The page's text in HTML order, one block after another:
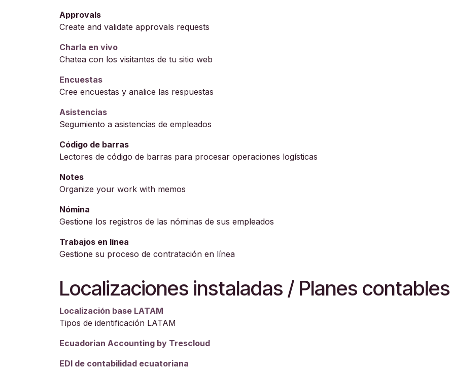
Approvals
Create and validate approvals requests
Charla en vivo
Chatea con los visitantes de tu sitio web
Encuestas
Cree encuestas y analice las respuestas
Asistencias
Segumiento a asistencias de empleados
Código de barras
Lectores de código de barras para procesar operaciones logísticas
Notes
Organize your work with memos
Nómina
Gestione los registros de las nóminas de sus empleados
Trabajos en línea
Gestione su proceso de contratación en línea
Localizaciones instaladas / Planes contables
Localización base LATAM
Tipos de identificación LATAM
Ecuadorian Accounting by Trescloud
EDI de contabilidad ecuatoriana